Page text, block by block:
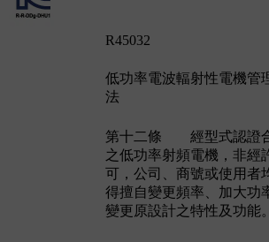
R45032
低功率電波輻射性電機管
法
第十二條 經型式認證
之低功率射頻電機，非經
可，公司、商號或使用者
得擅自變更頻率、加大功
變更原設計之特性及功能